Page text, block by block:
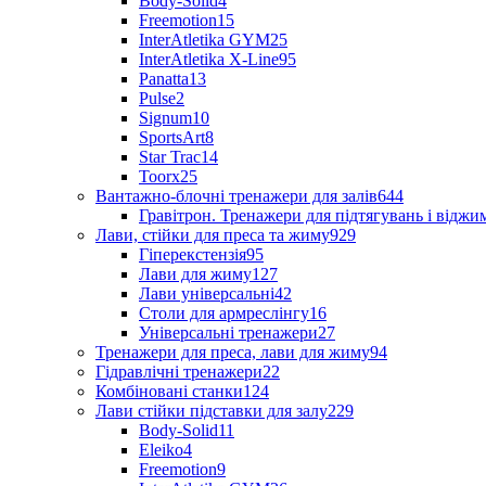
Freemotion15
InterAtletika GYM25
InterAtletika X-Line95
Panatta13
Pulse2
Signum10
SportsArt8
Star Trac14
Toorx25
Вантажно-блочні тренажери для залів644
Гравітрон. Тренажери для підтягувань і
Лави, стійки для преса та жиму929
Гіперекстензія95
Лави для жиму127
Лави універсальні42
Столи для армреслінгу16
Універсальні тренажери27
Тренажери для преса, лави для жиму94
Гідравлічні тренажери22
Комбіновані станки124
Лави стійки підставки для залу229
Body-Solid11
Eleiko4
Freemotion9